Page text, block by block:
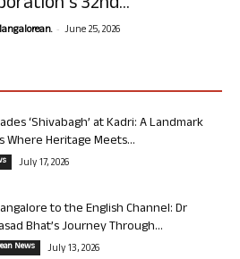
- June 25, 2026
‘Shivabagh’ at Kadri: A Landmark
Where Heritage Meets...
July 17, 2026
to the English Channel: Dr
Bhat’s Journey Through...
News July 13, 2026